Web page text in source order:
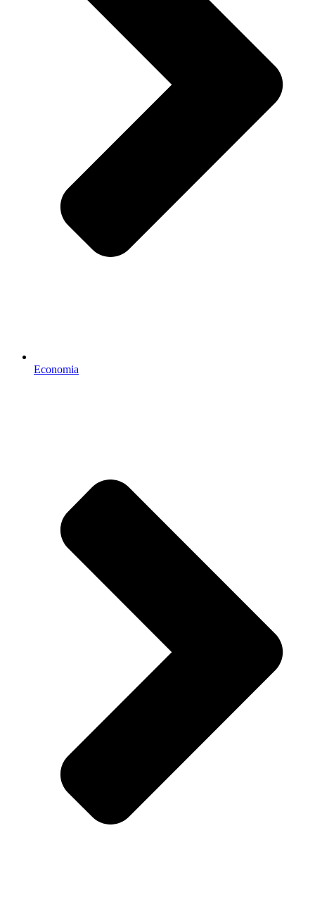
Economia